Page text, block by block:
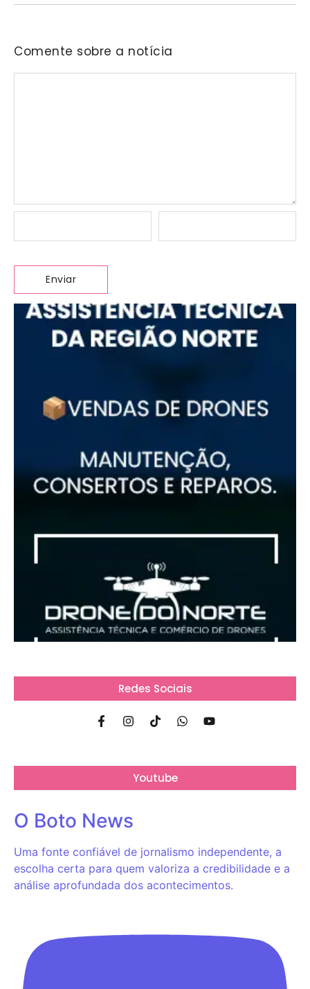
Comente sobre a notícia
Redes Sociais
Youtube
O Boto News
Uma fonte confiável de jornalismo independente, a
escolha certa para quem valoriza a credibilidade e a
análise aprofundada dos acontecimentos.